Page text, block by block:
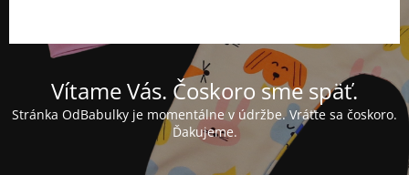
Vítame Vás. Čoskoro sme späť.
Stránka OdBabulky je momentálne v údržbe. Vráťte sa čoskoro.
Ďakujeme.